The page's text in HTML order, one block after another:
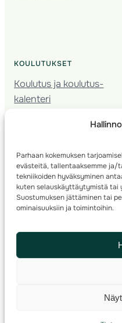
Parhaan kokemuksen
evästeitä, tallentaaksemme ja/
tekniikoiden hyväksyminen
kuten selauskäyttäytymistä tai
Suostumuksen jättäminen tai
ominaisuuksiin ja toimintoihin.
KOULUTUKSET
Koulutus ja koulutus­
kalenteri
Seura­kehittäminen
Kartoitus
Ratamestari
© 2025 ·Suomen Suunnistusliitto·
info(a)suunnistusliitto.fi,
Kilpailut ja kuntorastit –